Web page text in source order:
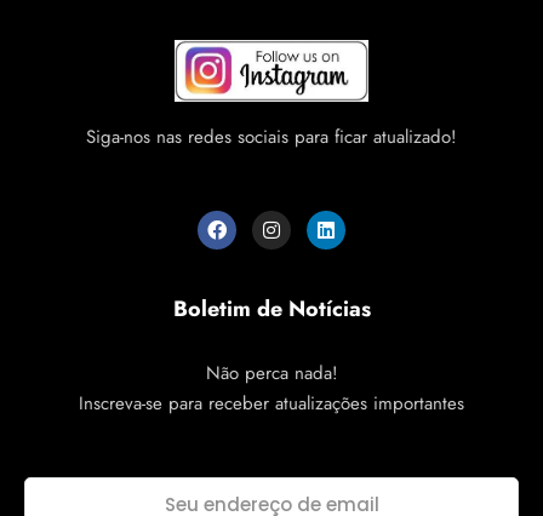
Siga-nos nas redes sociais para ficar atualizado!
Boletim de Notícias
Não perca nada!
Inscreva-se para receber atualizações importantes